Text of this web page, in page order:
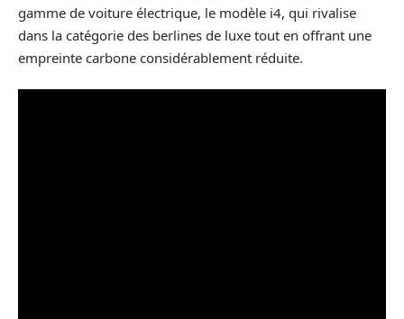
gamme de voiture électrique, le modèle i4, qui rivalise
dans la catégorie des berlines de luxe tout en offrant une
empreinte carbone considérablement réduite.